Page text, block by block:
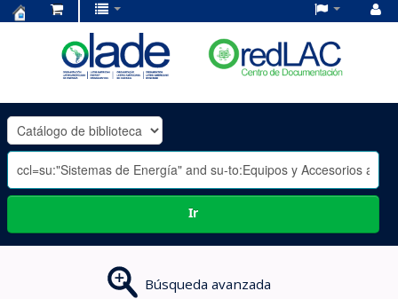
OLADE
-
Ir
Búsqueda avanzada